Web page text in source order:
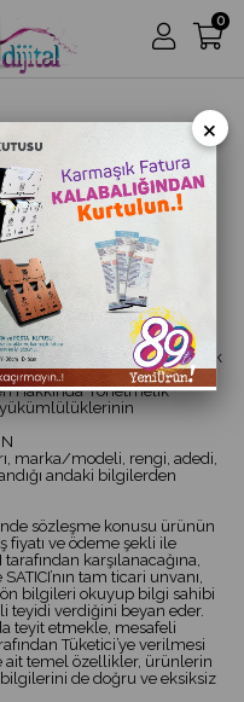
0
Bulvarı Yumurcak
üye olan kişi.
esas alınır.
ait www.1001dijital.com
yaptığı aşağıda
satışı ve teslimi ile ilgili olarak
Kanun ve Mesafeli
Hakkında Yönetmelik
yükümlülüklerinin
marka/modeli, rengi, adedi,
andaki bilgilerden
sözleşme konusu ürünün
ve ödeme şekli ile
karşılanacağına,
tam ticari unvanı,
bilgileri okuyup bilgi sahibi
teyidi verdiğini beyan eder.
teyit etmekle, mesafeli
Tüketici’ye verilmesi
ait temel özellikler, ürünlerin
de doğru ve eksiksiz
×